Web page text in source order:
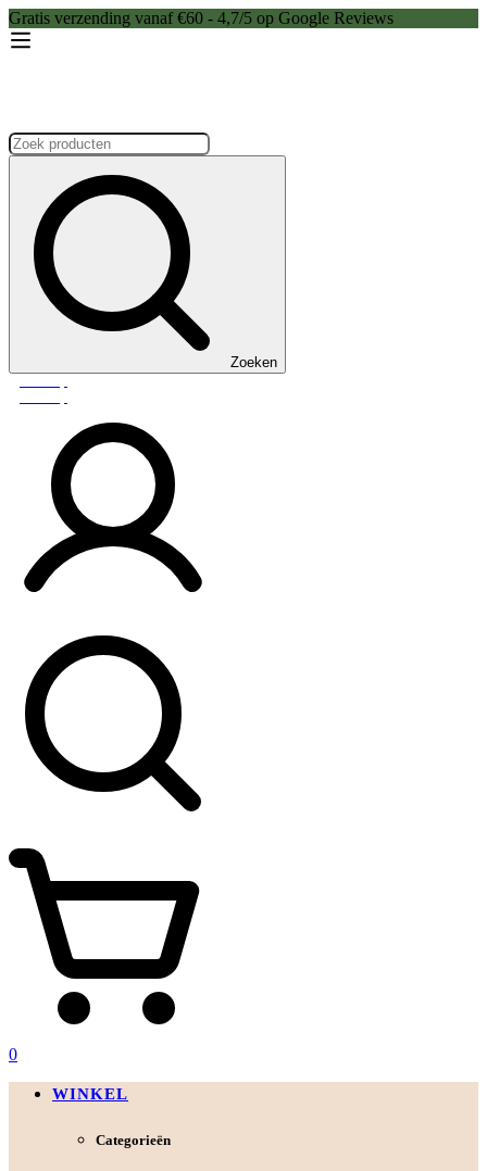
Gratis verzending vanaf €60 - 4,7/5 op Google Reviews
Zoeken:
Zoeken
0
WINKEL
Categorieën